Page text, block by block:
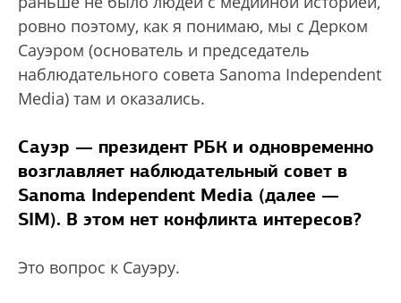
ровно поэтому, как я понимаю, мы с Дерком
Сауэром (основатель и председатель
наблюдательного совета Sanoma Independent
Media) там и оказались.
Сауэр — президент РБК и одновременно
возглавляет наблюдательный совет в
Sanoma Independent Media (далее —
SIM). В этом нет конфликта интересов?
Это вопрос к Сауэру.